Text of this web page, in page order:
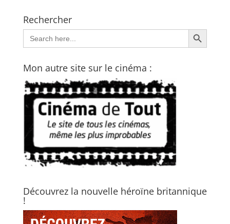
Rechercher
Search
for:
Search Button
Mon autre site sur le cinéma :
Découvrez la nouvelle héroïne britannique
!